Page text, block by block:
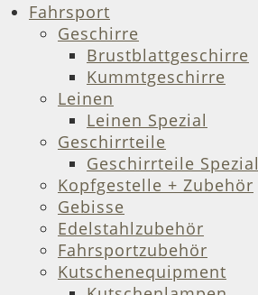
Fahrsport
Geschirre
Brustblattgeschirre
Kummtgeschirre
Leinen
Leinen Spezial
Geschirrteile
Geschirrteile Spezial
Kopfgestelle + Zubehör
Gebisse
Edelstahlzubehör
Fahrsportzubehör
Kutschenequipment